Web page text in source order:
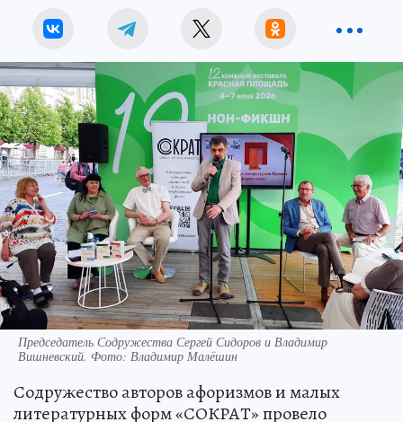
Председатель Содружества Сергей Сидоров и Владимир
Вишневский. Фото: Владимир Малёшин
Содружество авторов афоризмов и малых
литературных форм «СОКРАТ» провело